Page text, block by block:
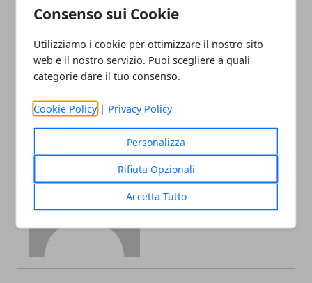
Consenso sui Cookie
Utilizziamo i cookie per ottimizzare il nostro sito
web e il nostro servizio. Puoi scegliere a quali
categorie dare il tuo consenso.
Cookie Policy | Privacy Policy
Personalizza
Rifiuta Opzionali
Accetta Tutto
Neurinoma dell' acustico
associati: ipoacusia, ronzio
o rumore all' orecchio
disturbi digestivi da
raffreddamento e
Redazione